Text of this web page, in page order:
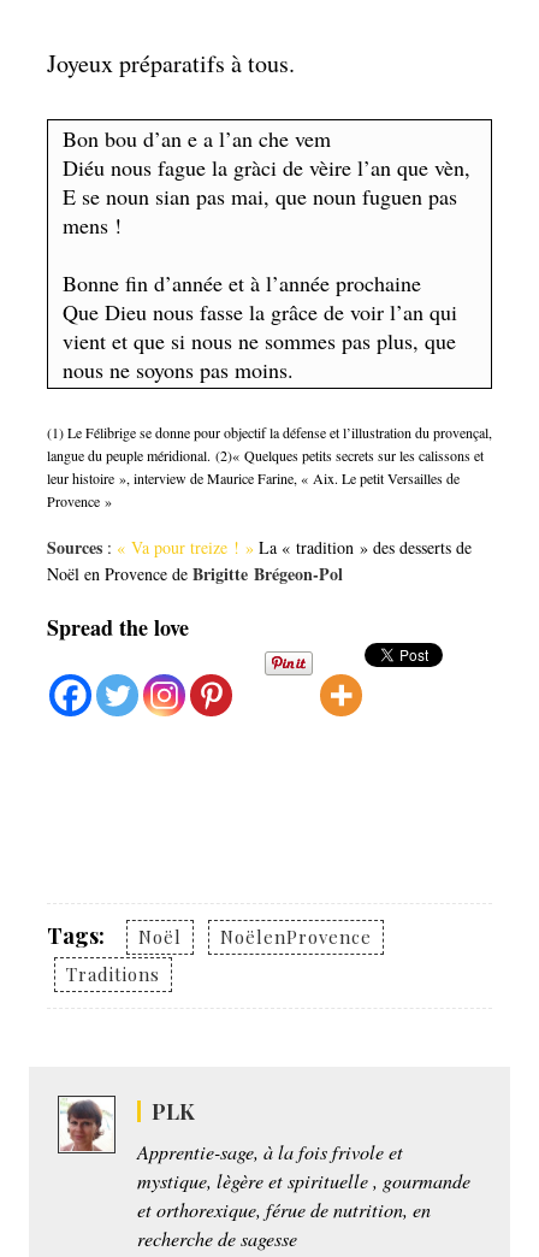
Joyeux préparatifs à tous.
Bon bou d’an e a l’an che vem
Diéu nous fague la gràci de vèire l’an que vèn,
E se noun sian pas mai, que noun fuguen pas
mens !
Bonne fin d’année et à l’année prochaine
Que Dieu nous fasse la grâce de voir l’an qui
vient et que si nous ne sommes pas plus, que
nous ne soyons pas moins.
(1) Le Félibrige se donne pour objectif la défense et l’illustration du provençal,
langue du peuple méridional. (2)« Quelques petits secrets sur les calissons et
leur histoire », interview de Maurice Farine, « Aix. Le petit Versailles de
Provence »
Sources : « Va pour treize ! » La « tradition » des desserts de
Noël en Provence de Brigitte Brégeon-Pol
Spread the love
Tags: Noël
NoëlenProvence
Traditions
PLK
Apprentie-sage, à la fois frivole et
mystique, lègère et spirituelle , gourmande
et orthorexique, férue de nutrition, en
recherche de sagesse